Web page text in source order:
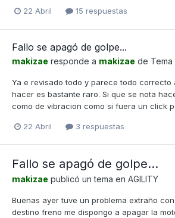
22 Abril 15 respuestas
Fallo se apagó de golpe...
makizae responde a makizae de Tema
Ya e revisado todo y parece todo correcto
hacer es bastante raro. Si que se nota
como de vibracion como si fuera un click
22 Abril 3 respuestas
Fallo se apagó de golpe...
makizae publicó un tema en AGILITY
Buenas ayer tuve un problema extraño
destino freno me dispongo a apagar la